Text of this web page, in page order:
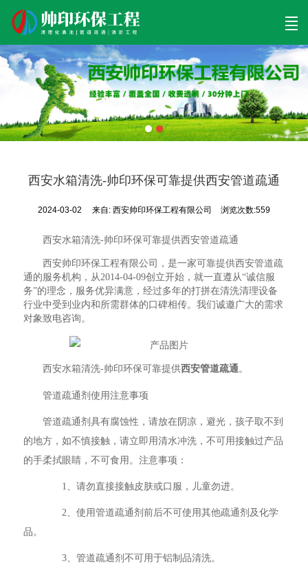
首页 清理工程 清淤工程 污泥工程 清淤检测
西安水箱清洗-帅印环保可靠提供西安管道疏通
2024-03-02 来自:西安帅印环保工程有限公司 浏览次数:559
西安水箱清洗-帅印环保可靠提供西安管道疏通
西安帅印环保工程有限公司，是一家可靠提供西安管道疏
通的服务机构，从2014-04-09创立开始，就一直遵从“诚信服
务”的理念，服务优异满意，经过多年的打拼在清洗清理设备
行业中受到业内和所需群体的口碑相传。我们诚邀广大的需求
对象致电咨询。
西安水箱清洗-帅印环保可靠提供西安管道疏通。
管道疏通剂使用注意事项
管道疏通剂具有腐蚀性，请放在阴凉，避光，孩子取不到
的地方，如不慎接触，请立即用清水冲洗，不可用接触过产品
的手柔拭眼睛，不可食用。注意事项：
1、请勿直接接触皮肤或口服，儿童勿进。
2、使用管道疏通剂前后不可使用其他疏通剂及化学
品。
3、管道疏通剂不可用于铝制品清洗。